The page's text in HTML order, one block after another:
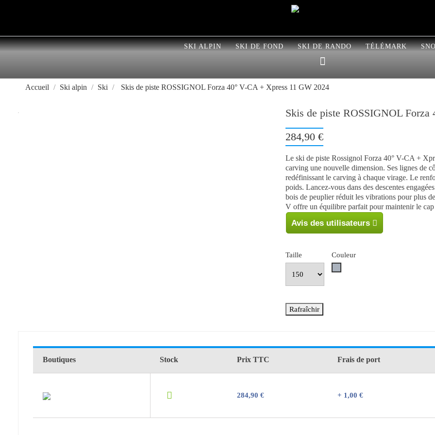
SKI ALPIN SKI DE FOND SKI DE RANDO TÉLÉMARK
Accueil Ski alpin Ski Skis de piste ROSSIGNOL Forza 40° V-CA + Xpress 11 GW 2024
Skis de piste ROSSIGNOL
284,90 €
Le ski de piste Rossignol Forza 40° V-CA +
carving une nouvelle dimension. Ses lignes de
redéfinissant le carving à chaque virage. Le
poids. Lancez-vous dans des descentes
bois de peuplier réduit les vibrations pour plus
V offre un équilibre parfait pour maintenir le
Avis des utilisateurs
Taille
Couleur
Boutiques Stock Prix TTC Frais de port
284,90 € + 1,00 €